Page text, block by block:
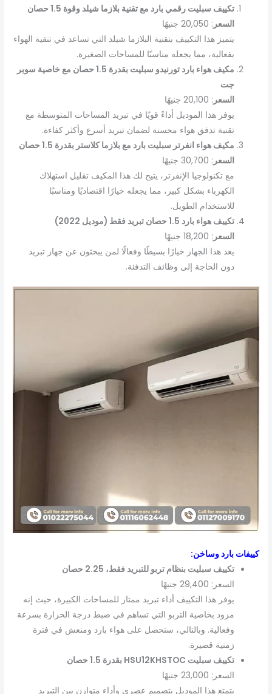
تكييف سبليت رقمي بارد مع تقنية بلازما شيلد وقوة 1.5 حصان
السعر : 20,050 جنيهًا
يتميز هذا التكييف بتقنية البلازما شيلد التي تساعد في تنقية الهواء
بفعالية، مما يجعله مناسبًا للمساحات الصغيرة.
مكيف هواء بارد تورنيدو سبليت بقدرة 1.5 حصان مع خاصية سوبر
جت
السعر : 20,100 جنيهًا
يوفر هذا الموديل أداءً قويًا في تبريد المساحات المتوسطة مع
تقنية تدفق هواء محسنة لضمان تبريد أسرع وأكثر كفاءة.
مكيف هواء انفرتر سبليت بارد مع بلازما كلاستر بقدرة 1.5 حصان
السعر : 30,700 جنيهًا
مع تكنولوجيا الإنفرتر، يتيح لك هذا المكيف تقليل استهلاك
الكهرباء بشكل كبير، مما يجعله خيارًا اقتصاديًا ومناسبًا
للاستخدام الطويل.
تكييف هواء بارد 1.5 حصان تبريد فقط (موديل 2022)
السعر : 18,200 جنيهًا
يعد هذا الجهاز خيارًا بسيطًا وفعالًا لمن يبحثون عن جهاز تبريد
دون الحاجة إلى وظائف التدفئة.
كييفات بارد وساخن:
تكييف سبليت بنظام تربو للتبريد فقط، 2.25 حصان
السعر: 29,400 جنيهًا
يوفر هذا التكييف أداء تبريد ممتاز للمساحات الكبيرة، حيث إنه
مزود بخاصية التربو التي تساهم في ضبط درجة الحرارة بسرعة
وفعالية. وبالتالي، ستحصل على هواء بارد ومنعش في فترة
زمنية قصيرة.
تكييف سبليت HSU12KHSTOC بقدرة 1.5 حصان
السعر: 23,000 جنيهًا
يتمتع هذا الموديل بتصميم عصري وأداء متوازن بين التبريد